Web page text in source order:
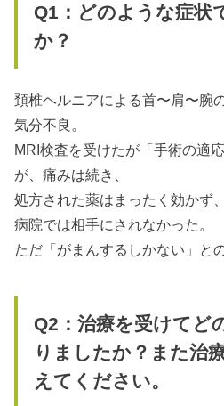
Q1：どのような症状
か？
頚椎ヘルニアによる首〜肩〜腕
気分不良。
MRI検査を受けたが「手術の適
が、痛みは続き、
処方された薬はまったく効かず
病院では相手にされなかった。
ただ「がまんするしかない」との
Q2：治療を受けてど
りましたか？また治
えてください。